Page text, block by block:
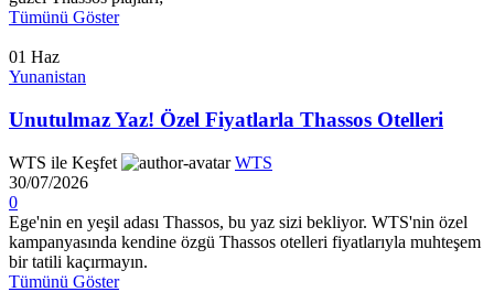
Tümünü Göster
01 Haz
Yunanistan
Unutulmaz Yaz! Özel Fiyatlarla Thassos Otelleri
WTS ile Keşfet
WTS
30/07/2026
0
Ege'nin en yeşil adası Thassos, bu yaz sizi bekliyor. WTS'nin özel
kampanyasında kendine özgü Thassos otelleri fiyatlarıyla muhteşem
bir tatili kaçırmayın.
Tümünü Göster